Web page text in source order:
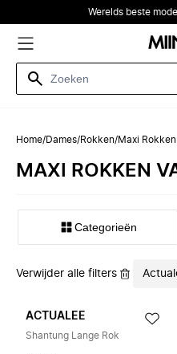
Werelds beste
Home/Dames/Rokken/Maxi Rokken
MAXI ROKKEN
Categorieën
Verwijder alle filters
ACTUALEE
Shantung Lange Rok